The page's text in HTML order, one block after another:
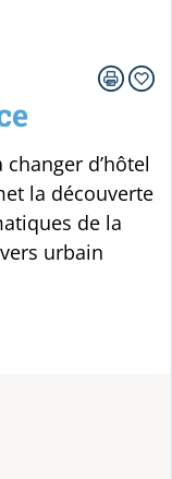
d’hôtel
la découverte
de la
urbain